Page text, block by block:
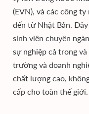
(EVN), và các công
đến từ Nhật Bản.
sinh viên chuyên
sự nghiệp cả trong
trường và doanh
chất lượng cao,
cấp cho toàn thế giới.